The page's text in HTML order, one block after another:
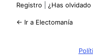
Registro ¿Has
← Ir a Electomanía